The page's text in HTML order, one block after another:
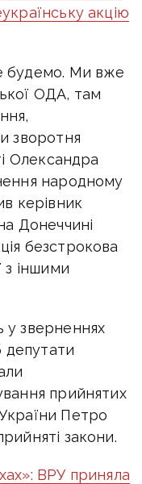
акцію
будемо. Ми вже
ОДА, там
зворотня
Олександра
народному
керівник
Донеччині
безстрокова
з іншими
у зверненнях
депутати
прийнятих
Петро
закони.
ВРУ приняла